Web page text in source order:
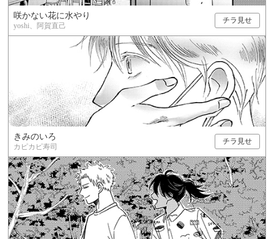
咲かない花に水やり
yoshi、阿賀直己
チラ見せ
きみのいろ
カピカピ寿司
チラ見せ